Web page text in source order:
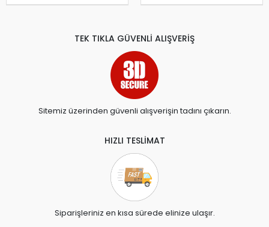
TEK TIKLA GÜVENLİ ALIŞVERİŞ
Sitemiz üzerinden güvenli alışverişin tadını çıkarın.
HIZLI TESLİMAT
Siparişleriniz en kısa sürede elinize ulaşır.